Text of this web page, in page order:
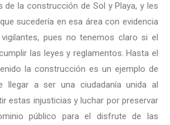
de la construcción de Sol y Playa, y les
sucedería en esa área con evidencia
pues no tenemos claro si el
las leyes y reglamentos. Hasta el
la construcción es un ejemplo de
llegar a ser una ciudadanía unida al
estas injusticias y luchar por preservar
público para el disfrute de las